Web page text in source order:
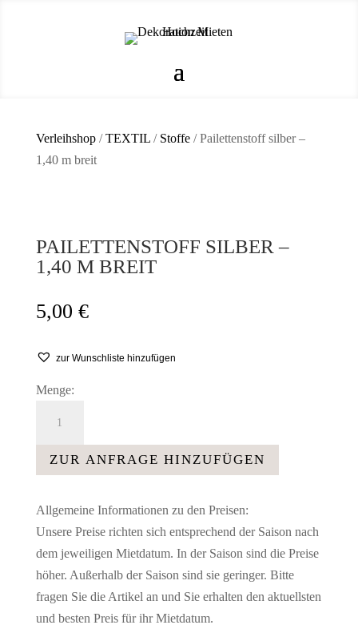
Verleihshop/TEXTIL/ Stoffe/ Pailettenstoff silber –
1,40 m breit
PAILETTENSTOFF SILBER –
1,40 M BREIT
5,00 €
zur Wunschliste hinzufügen
Menge:
1,40
breit
Menge
ZUR ANFRAGE HINZUFÜGEN
Allgemeine Informationen zu den Preisen:
Unsere Preise richten sich entsprechend der Saison nach
dem jeweiligen Mietdatum. In der Saison sind die Preise
höher. Außerhalb der Saison sind sie geringer. Bitte
fragen Sie die Artikel an und Sie erhalten den aktuellsten
und besten Preis für ihr Mietdatum.